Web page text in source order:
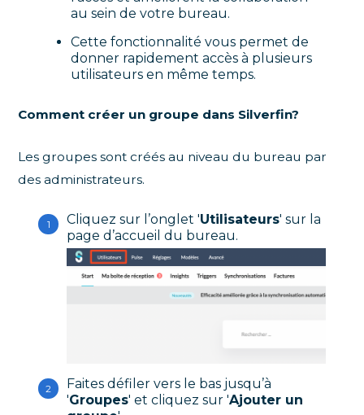
au sein de votre bureau.
Cette fonctionnalité vous permet de
donner rapidement accès à plusieurs
utilisateurs en même temps.
Comment créer un groupe dans Silverfin?
Les groupes sont créés au niveau du bureau par
des administrateurs.
Cliquez sur l’onglet 'Utilisateurs' sur la
page d’accueil du bureau.
Faites défiler vers le bas jusqu’à
'Groupes' et cliquez sur 'Ajouter un